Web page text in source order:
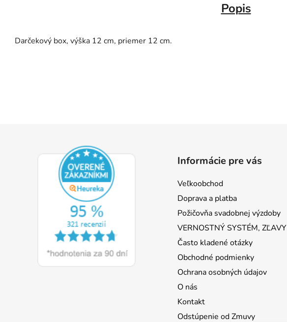
Popis
Darčekový box, výška 12 cm, priemer 12 cm.
Informácie pre vás
Veľkoobchod
Doprava a platba
Požičovňa svadobnej výzdoby
VERNOSTNÝ SYSTÉM, ZĽAVY
Často kladené otázky
Obchodné podmienky
Ochrana osobných údajov
O nás
Kontakt
Odstúpenie od Zmuvy